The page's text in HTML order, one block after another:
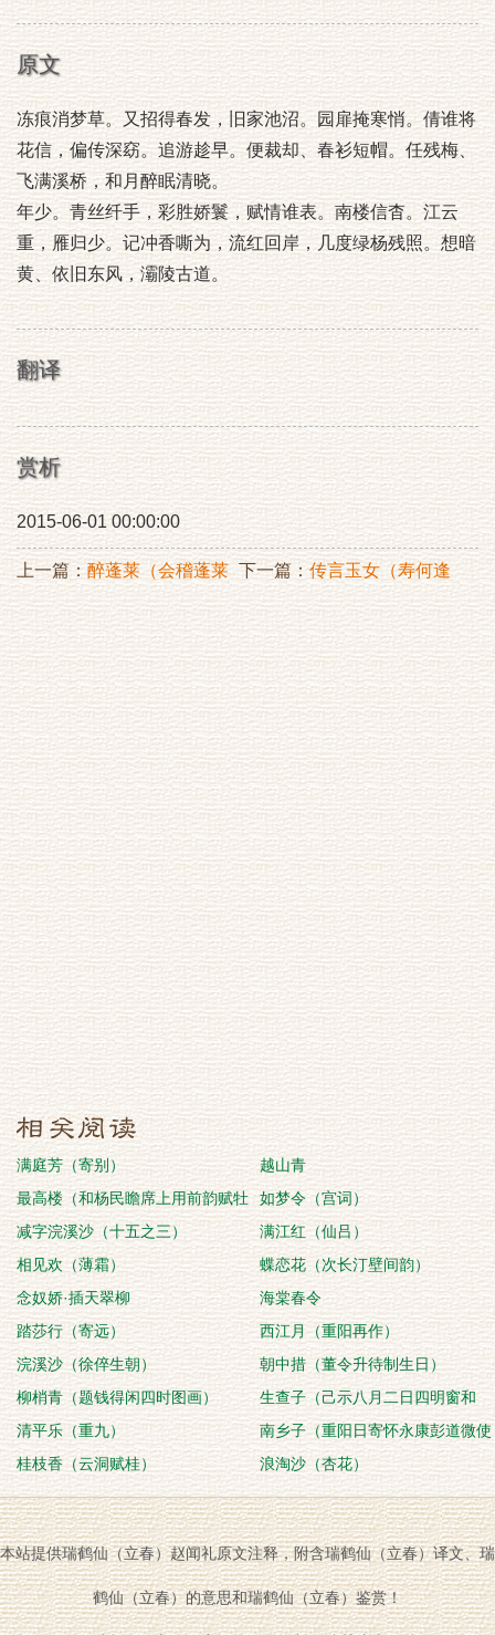
原文
冻痕消梦草。又招得春发，旧家池沼。园扉掩寒悄。倩谁将
花信，偏传深窈。追游趁早。便裁却、春衫短帽。任残梅、
飞满溪桥，和月醉眠清晓。
年少。青丝纤手，彩胜娇鬟，赋情谁表。南楼信杳。江云
重，雁归少。记冲香嘶为，流红回岸，几度绿杨残照。想暗
黄、依旧东风，灞陵古道。
翻译
赏析
2015-06-01 00:00:00
上一篇：醉蓬莱（会稽蓬莱
阁怀古）
下一篇：传言玉女（寿何逢
原母夫人九十一）
满庭芳（寄别）
越山青
最高楼（和杨民瞻席上用前韵赋牡
丹）
如梦令（宫词）
减字浣溪沙（十五之三）
满江红（仙吕）
相见欢（薄霜）
蝶恋花（次长汀壁间韵）
念奴娇·插天翠柳
海棠春令
踏莎行（寄远）
西江月（重阳再作）
浣溪沙（徐倅生朝）
朝中措（董令升待制生日）
柳梢青（题钱得闲四时图画）
生查子（己示八月二日四明窗和
韵）
清平乐（重九）
南乡子（重阳日寄怀永康彭道微使
君，用坡旧韵）
桂枝香（云洞赋桂） 浪淘沙（杏花）
本站提供瑞鹤仙（立春）赵闻礼原文注释，附含瑞鹤仙（立春）译文、瑞
鹤仙（立春）的意思和瑞鹤仙（立春）鉴赏！